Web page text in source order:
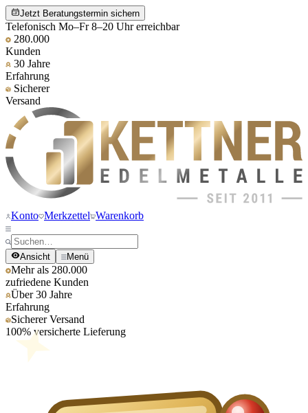
Jetzt Beratungstermin sichern
Telefonisch Mo–Fr 8–20 Uhr erreichbar
280.000
Kunden
30 Jahre
Erfahrung
Sicherer
Versand
Konto Merkzettel Warenkorb
Ansicht Menü
Mehr als 280.000
zufriedene Kunden
Über 30 Jahre
Erfahrung
Sicherer Versand
100% versicherte Lieferung